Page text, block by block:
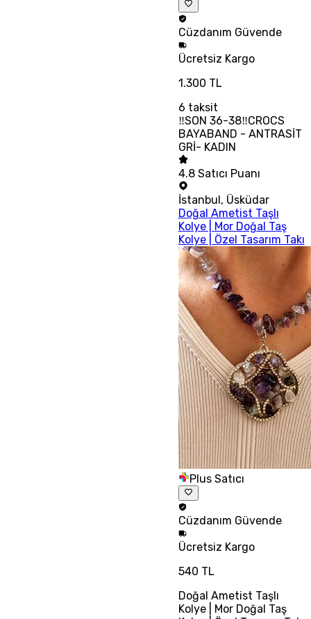
Cüzdanım Güvende
Ücretsiz Kargo
1.300 TL
6 taksit
‼SON 36-38‼CROCS
BAYABAND - ANTRASİT
GRİ- KADIN
4.8 Satıcı Puanı
İstanbul, Üsküdar
Doğal Ametist Taşlı
Kolye | Mor Doğal Taş
Kolye | Özel Tasarım Takı
Plus Satıcı
Cüzdanım Güvende
Ücretsiz Kargo
540 TL
Doğal Ametist Taşlı
Kolye | Mor Doğal Taş